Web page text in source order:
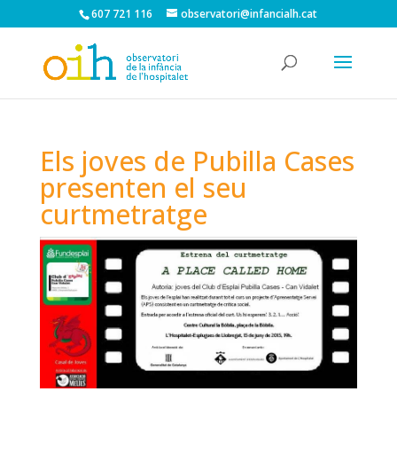
607 721 116 observatori@infancialh.cat
Els joves de Pubilla Cases
presenten el seu
curtmetratge